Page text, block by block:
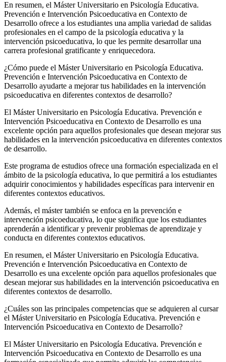
En resumen, el Máster Universitario en Psicología Educativa.
Prevención e Intervención Psicoeducativa en Contexto de
Desarrollo ofrece a los estudiantes una amplia variedad de salidas
profesionales en el campo de la psicología educativa y la
intervención psicoeducativa, lo que les permite desarrollar una
carrera profesional gratificante y enriquecedora.
¿Cómo puede el Máster Universitario en Psicología Educativa.
Prevención e Intervención Psicoeducativa en Contexto de
Desarrollo ayudarte a mejorar tus habilidades en la intervención
psicoeducativa en diferentes contextos de desarrollo?
El Máster Universitario en Psicología Educativa. Prevención e
Intervención Psicoeducativa en Contexto de Desarrollo es una
excelente opción para aquellos profesionales que desean mejorar sus
habilidades en la intervención psicoeducativa en diferentes contextos
de desarrollo.
Este programa de estudios ofrece una formación especializada en el
ámbito de la psicología educativa, lo que permitirá a los estudiantes
adquirir conocimientos y habilidades específicas para intervenir en
diferentes contextos educativos.
Además, el máster también se enfoca en la prevención e
intervención psicoeducativa, lo que significa que los estudiantes
aprenderán a identificar y prevenir problemas de aprendizaje y
conducta en diferentes contextos educativos.
En resumen, el Máster Universitario en Psicología Educativa.
Prevención e Intervención Psicoeducativa en Contexto de
Desarrollo es una excelente opción para aquellos profesionales que
desean mejorar sus habilidades en la intervención psicoeducativa en
diferentes contextos de desarrollo.
¿Cuáles son las principales competencias que se adquieren al cursar
el Máster Universitario en Psicología Educativa. Prevención e
Intervención Psicoeducativa en Contexto de Desarrollo?
El Máster Universitario en Psicología Educativa. Prevención e
Intervención Psicoeducativa en Contexto de Desarrollo es una